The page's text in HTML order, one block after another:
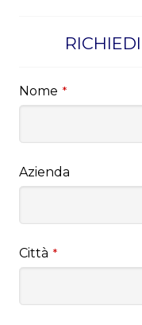
Nome *
Azienda
Città *